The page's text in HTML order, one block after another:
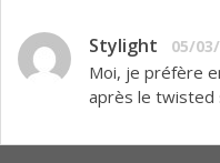
Stylight 05/
Moi, je préfère
après le twisted